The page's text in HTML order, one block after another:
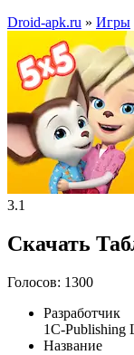
Droid-apk.ru » Игры
3.1
Скачать
Голосов: 1300
Разработчик
1C-Publishing
Название